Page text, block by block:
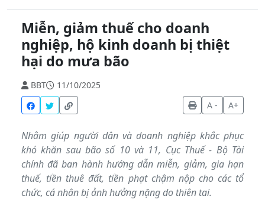
Miễn, giảm thuế cho doanh
nghiệp, hộ kinh doanh bị thiệt
hại do mưa bão
BBT
11/10/2025
A -
A+
Nhằm giúp người dân và doanh nghiệp khắc phục
khó khăn sau bão số 10 và 11, Cục Thuế - Bộ Tài
chính đã ban hành hướng dẫn miễn, giảm, gia hạn
thuế, tiền thuê đất, tiền phạt chậm nộp cho các tổ
chức, cá nhân bị ảnh hưởng nặng do thiên tai.